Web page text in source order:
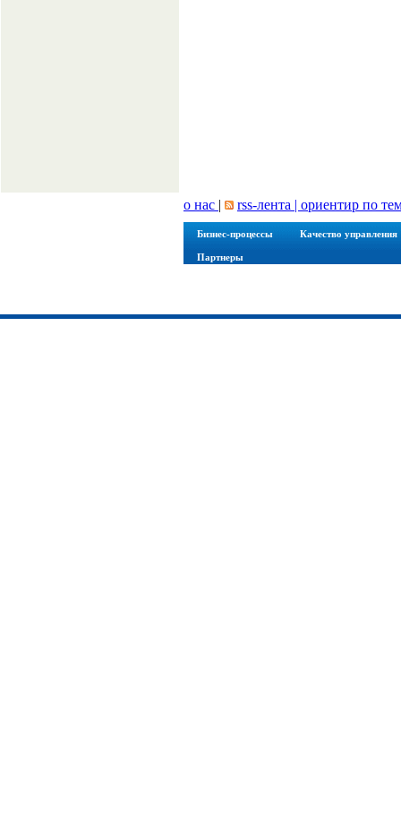
о нас | rss-лента | ориентир по
Бизнес-процессы Качество управления
Партнеры